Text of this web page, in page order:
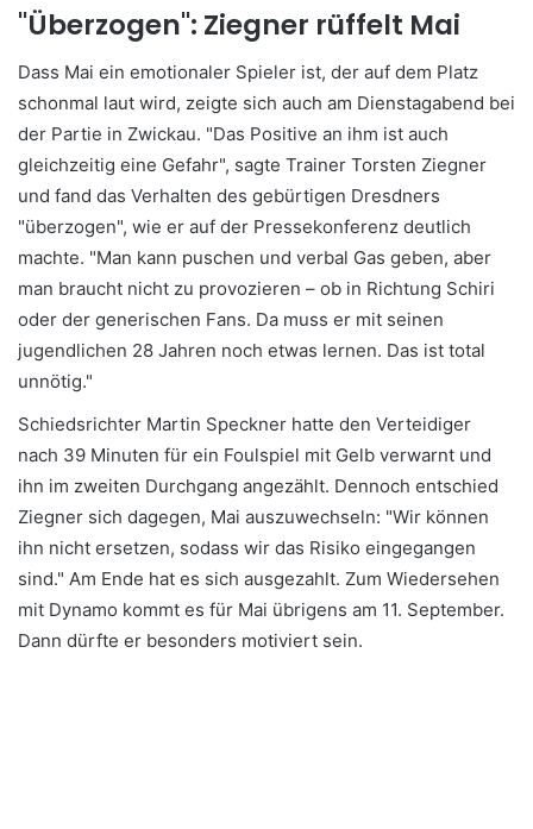
"Überzogen": Ziegner rüffelt Mai
Dass Mai ein emotionaler Spieler ist, der auf dem Platz
schonmal laut wird, zeigte sich auch am Dienstagabend bei
der Partie in Zwickau. "Das Positive an ihm ist auch
gleichzeitig eine Gefahr", sagte Trainer Torsten Ziegner
und fand das Verhalten des gebürtigen Dresdners
"überzogen", wie er auf der Pressekonferenz deutlich
machte. "Man kann puschen und verbal Gas geben, aber
man braucht nicht zu provozieren – ob in Richtung Schiri
oder der generischen Fans. Da muss er mit seinen
jugendlichen 28 Jahren noch etwas lernen. Das ist total
unnötig."
Schiedsrichter Martin Speckner hatte den Verteidiger
nach 39 Minuten für ein Foulspiel mit Gelb verwarnt und
ihn im zweiten Durchgang angezählt. Dennoch entschied
Ziegner sich dagegen, Mai auszuwechseln: "Wir können
ihn nicht ersetzen, sodass wir das Risiko eingegangen
sind." Am Ende hat es sich ausgezahlt. Zum Wiedersehen
mit Dynamo kommt es für Mai übrigens am 11. September.
Dann dürfte er besonders motiviert sein.